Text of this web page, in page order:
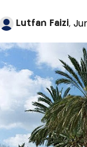
Lutfan Faizi,